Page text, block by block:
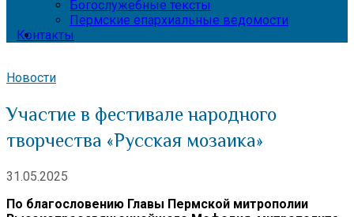
Богослужебные тексты
Пермские епархиальные ведомости
Контакты
Новости
Участие в фестивале народного
творчества «Русская мозаика»
31.05.2025
По благословению Главы Пермской митрополии